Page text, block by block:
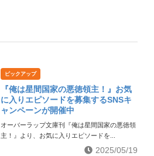
ピックアップ
『俺は星間国家の悪徳領主！』お気
に入りエピソードを募集するSNSキ
ャンペーンが開催中
オーバーラップ文庫刊『俺は星間国家の悪徳領
主！』より、お気に入りエピソードを...
2025/05/19